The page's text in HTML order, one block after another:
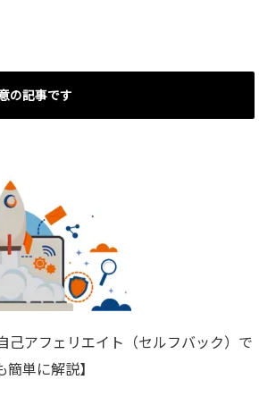
の記事です
己アフェリエイト（セルフバック）で
単に解説】